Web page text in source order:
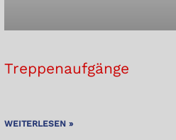
Treppenaufgänge
WEITERLESEN »